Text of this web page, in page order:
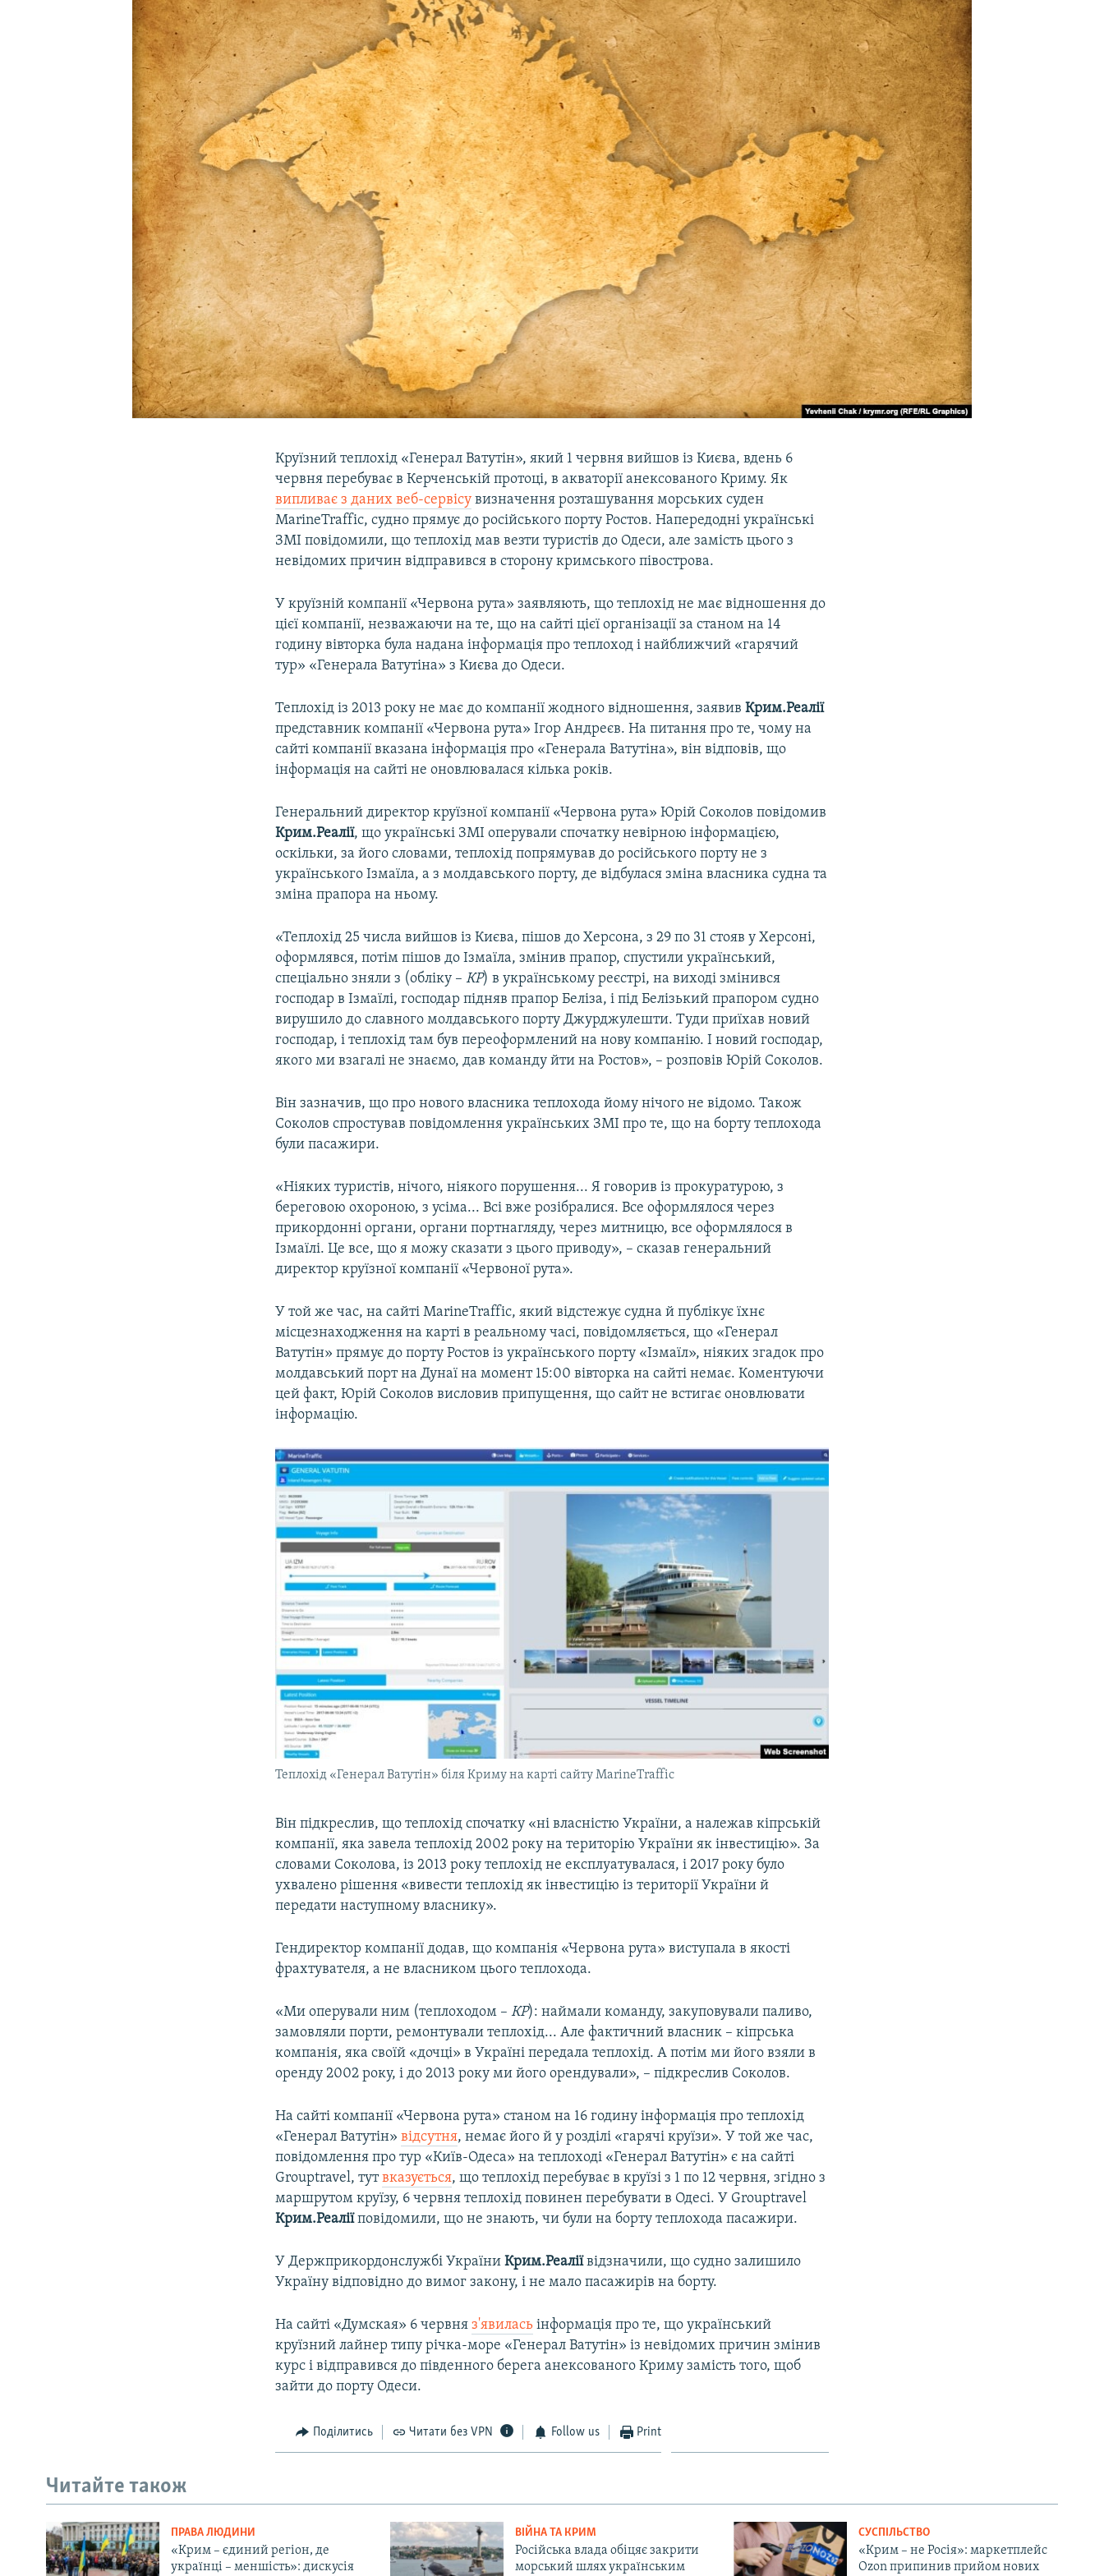
УКРАЇНСЬКА ПРОБЛЕМА КРИМУ
Круїзний теплохід «Генерал Ватутін», який 1 червня вийшов із Києва, вдень 6
червня перебуває в Керченській протоці, в акваторії анексованого Криму. Як
випливає з даних веб-сервісу визначення розташування морських суден
MarineTraffic, судно прямує до російського порту Ростов. Напередодні українські
ЗМІ повідомили, що теплохід мав везти туристів до Одеси, але замість цього з
невідомих причин відправився в сторону кримського півострова.
У круїзній компанії «Червона рута» заявляють, що теплохід не має відношення до
цієї компанії, незважаючи на те, що на сайті цієї організації за станом на 14
годину вівторка була надана інформація про теплоход і найближчий «гарячий
тур» «Генерала Ватутіна» з Києва до Одеси.
Теплохід із 2013 року не має до компанії жодного відношення, заявивКрим.Реалії
представник компанії «Червона рута» Ігор Андреєв. На питання про те, чому на
сайті компанії вказана інформація про «Генерала Ватутіна», він відповів, що
інформація на сайті не оновлювалася кілька років.
Генеральний директор круїзної компанії «Червона рута» Юрій Соколов повідомив
Крим.Реалії, що українські ЗМІ оперували спочатку невірною інформацією,
оскільки, за його словами, теплохід попрямував до російського порту не з
українського Ізмаїла, а з молдавського порту, де відбулася зміна власника судна та
зміна прапора на ньому.
«Теплохід 25 числа вийшов із Києва, пішов до Херсона, з 29 по 31 стояв у Херсоні,
оформлявся, потім пішов до Ізмаїла, змінив прапор, спустили український,
спеціально зняли з (обліку – КР) в українському реєстрі, на виході змінився
господар в Ізмаїлі, господар підняв прапор Беліза, і під Белізький прапором судно
вирушило до славного молдавського порту Джурджулешти. Туди приїхав новий
господар, і теплохід там був переоформлений на нову компанію. І новий господар,
якого ми взагалі не знаємо, дав команду йти на Ростов», – розповів Юрій Соколов.
Він зазначив, що про нового власника теплохода йому нічого не відомо. Також
Соколов спростував повідомлення українських ЗМІ про те, що на борту теплохода
були пасажири.
«Ніяких туристів, нічого, ніякого порушення... Я говорив із прокуратурою, з
береговою охороною, з усіма... Всі вже розібралися. Все оформлялося через
прикордонні органи, органи портнагляду, через митницю, все оформлялося в
Ізмаїлі. Це все, що я можу сказати з цього приводу», – сказав генеральний
директор круїзної компанії «Червоної рута».
У той же час, на сайті MarineTraffic, який відстежує судна й публікує їхнє
місцезнаходження на карті в реальному часі, повідомляється, що «Генерал
Ватутін» прямує до порту Ростов із українського порту «Ізмаїл», ніяких згадок про
молдавський порт на Дунаї на момент 15:00 вівторка на сайті немає. Коментуючи
цей факт, Юрій Соколов висловив припущення, що сайт не встигає оновлювати
інформацію.
Теплохід «Генерал Ватутін» біля Криму на карті сайту MarineTraffic
Він підкреслив, що теплохід спочатку «ні власністю України, а належав кіпрській
компанії, яка завела теплохід 2002 року на територію України як інвестицію». За
словами Соколова, із 2013 року теплохід не експлуатувалася, і 2017 року було
ухвалено рішення «вивести теплохід як інвестицію із території України й
передати наступному власнику».
Гендиректор компанії додав, що компанія «Червона рута» виступала в якості
фрахтувателя, а не власником цього теплохода.
«Ми оперували ним (теплоходом –КР): наймали команду, закуповували паливо,
замовляли порти, ремонтували теплохід... Але фактичний власник – кіпрська
компанія, яка своїй «дочці» в Україні передала теплохід. А потім ми його взяли в
оренду 2002 року, і до 2013 року ми його орендували», – підкреслив Соколов.
На сайті компанії «Червона рута» станом на 16 годину інформація про теплохід
«Генерал Ватутін»відсутня, немає його й у розділі «гарячі круїзи». У той же час,
повідомлення про тур «Київ-Одеса» на теплоході «Генерал Ватутін» є на сайті
Grouptravel, тутвказується, що теплохід перебуває в круїзі з 1 по 12 червня, згідно з
маршрутом круїзу, 6 червня теплохід повинен перебувати в Одесі. У Grouptravel
Крим.Реаліїповідомили, що не знають, чи були на борту теплохода пасажири.
У Держприкордонслужбі УкраїниКрим.Реаліївідзначили, що судно залишило
Україну відповідно до вимог закону, і не мало пасажирів на борту.
На сайті «Думская» 6 червняз'явилась інформація про те, що український
круїзний лайнер типу річка-море «Генерал Ватутін» із невідомих причин змінив
курс і відправився до південного берега анексованого Криму замість того, щоб
зайти до порту Одеси.
Поділитись Читати без VPN Follow us Print
Читайте також
ПРАВА ЛЮДИНИ
«Крим – єдиний регіон, де
українці – меншість»: дискусія
ВІЙНА ТА КРИМ
Російська влада обіцяє закрити
морський шлях українським
СУСПІЛЬСТВО
«Крим – не Росія»: маркетплейс
Ozon припинив прийом нових